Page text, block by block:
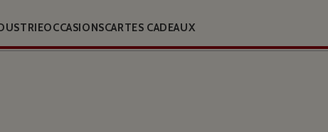
OCCASIONSCARTES CADEAUX